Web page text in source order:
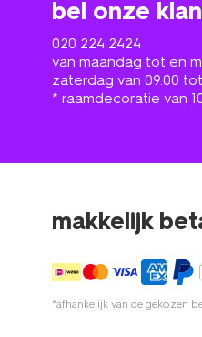
bel onze
020 224 2424
van maandag tot en
zaterdag van 09.00 tot
* raamdecoratie van
makkelijk
*afhankelijk van de gekozen